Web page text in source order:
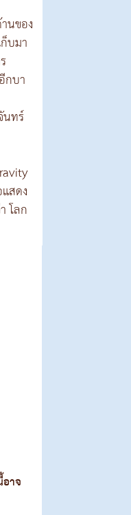
นของ
บมา
กบา
นทร์
สดง
โลก
าจ